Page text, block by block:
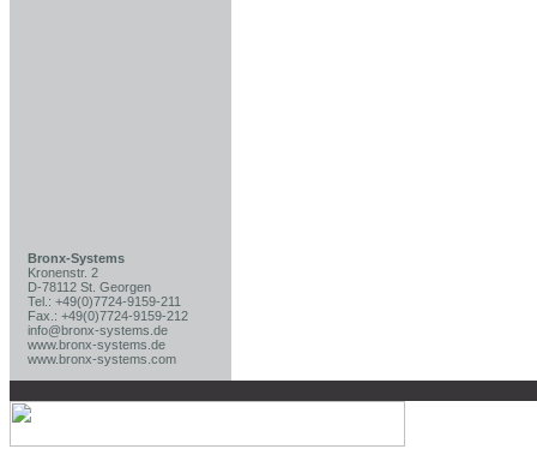
Bronx-Systems
Kronenstr. 2
D-78112 St. Georgen
Tel.: +49(0)7724-9159-211
Fax.: +49(0)7724-9159-212
info@bronx-systems.de
www.bronx-systems.de
www.bronx-systems.com